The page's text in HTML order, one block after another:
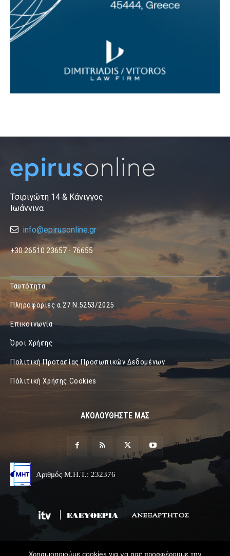
Τσιριγώτη 14 & Κάνιγγος
Ιωάννινα
info@epirusonline.gr
+30 26510 23657 - 76655
Ταυτότητα
Πληροφορίες α.27 Ν.5253/2025
Επικοινωνία
Όροι Χρήσης
Πολιτική Προτασίας Προσωπικών Δεδομένων
Πόλιτική Χρήσης Cookies
ΑΚΟΛΟΥΘΗΣΤΕ ΜΑΣ
Αριθμός Μ.Η.Τ.: 232376
Χρησιμοποιούμε cookies για να σας προσφέρουμε την